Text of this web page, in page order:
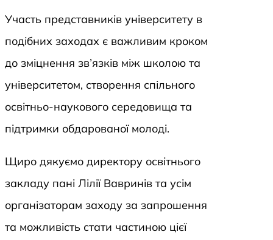
Участь представників університету в
подібних заходах є важливим кроком
до зміцнення зв’язків між школою та
університетом, створення спільного
освітньо-наукового середовища та
підтримки обдарованої молоді.
Щиро дякуємо директору освітнього
закладу пані Лілії Вавринів та усім
організаторам заходу за запрошення
та можливість стати частиною цієї